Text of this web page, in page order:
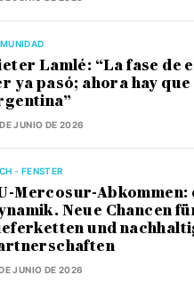
Lamlé: “La fase de
ya pasó; ahora hay que
JUNIO DE 2026
- FENSTER
Mercosur-Abkommen:
Neue Chancen
und
JUNIO DE 2026